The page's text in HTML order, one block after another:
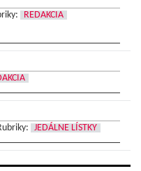
REDAKCIA
JEDÁLNE LÍSTKY